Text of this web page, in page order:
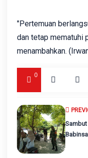
"Pertemuan
dan tetap mematuhi
menambahkan.
0
Sambut